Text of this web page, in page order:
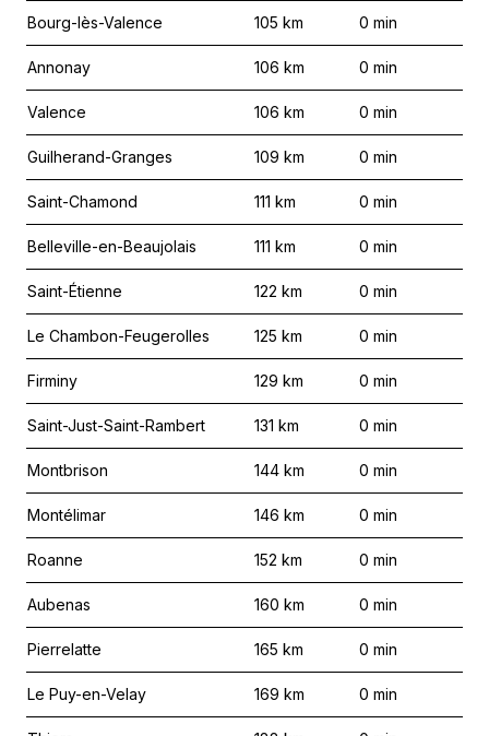
Bourg-lès-Valence 105 km 0 min
Annonay 106 km 0 min
Valence 106 km 0 min
Guilherand-Granges 109 km 0 min
Saint-Chamond 111 km 0 min
Belleville-en-Beaujolais 111 km 0 min
Saint-Étienne 122 km 0 min
Le Chambon-Feugerolles 125 km 0 min
Firminy 129 km 0 min
Saint-Just-Saint-Rambert 131 km 0 min
Montbrison 144 km 0 min
Montélimar 146 km 0 min
Roanne 152 km 0 min
Aubenas 160 km 0 min
Pierrelatte 165 km 0 min
Le Puy-en-Velay 169 km 0 min